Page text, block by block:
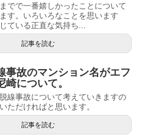
でで一番嬉しかったことについて
す。いろいろなことを思います
ている正直な気持ち...
記事を読む
事故のマンション名がエフ
崎について。
線事故について考えていきますの
ただければと思います。
記事を読む